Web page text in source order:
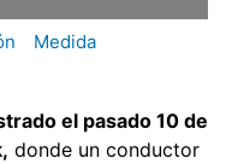
Medida
el pasado 10 de
donde un conductor